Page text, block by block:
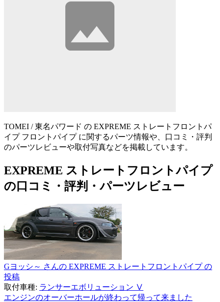
TOMEI / 東名パワード の EXPREME ストレートフロントパ
イプ フロントパイプ に関するパーツ情報や、口コミ・評判
のパーツレビューや取付写真などを掲載しています。
EXPREME ストレートフロントパイプ
の口コミ・評判・パーツレビュー
Gヨッシ～ さんの EXPREME ストレートフロントパイプ の
投稿
取付車種: ランサーエボリューション Ⅴ
エンジンのオーバーホールが終わって帰って来ました